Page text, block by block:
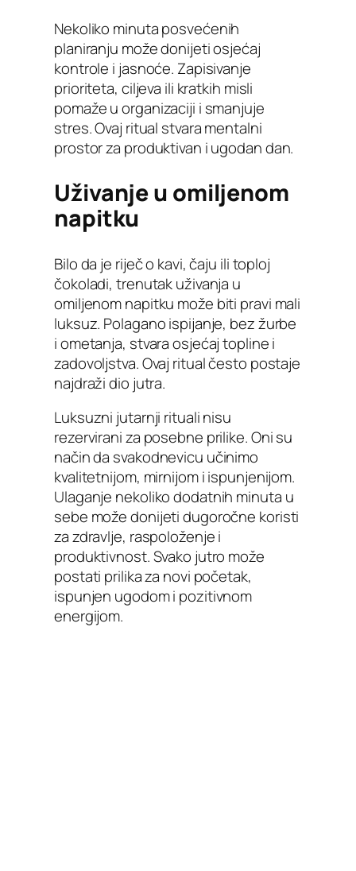
Nekoliko minuta posvećenih
planiranju može donijeti osjećaj
kontrole i jasnoće. Zapisivanje
prioriteta, ciljeva ili kratkih misli
pomaže u organizaciji i smanjuje
stres. Ovaj ritual stvara mentalni
prostor za produktivan i ugodan dan.
Uživanje u omiljenom
napitku
Bilo da je riječ o kavi, čaju ili toploj
čokoladi, trenutak uživanja u
omiljenom napitku može biti pravi mali
luksuz. Polagano ispijanje, bez žurbe
i ometanja, stvara osjećaj topline i
zadovoljstva. Ovaj ritual često postaje
najdraži dio jutra.
Luksuzni jutarnji rituali nisu
rezervirani za posebne prilike. Oni su
način da svakodnevicu učinimo
kvalitetnijom, mirnijom i ispunjenijom.
Ulaganje nekoliko dodatnih minuta u
sebe može donijeti dugoročne koristi
za zdravlje, raspoloženje i
produktivnost. Svako jutro može
postati prilika za novi početak,
ispunjen ugodom i pozitivnom
energijom.